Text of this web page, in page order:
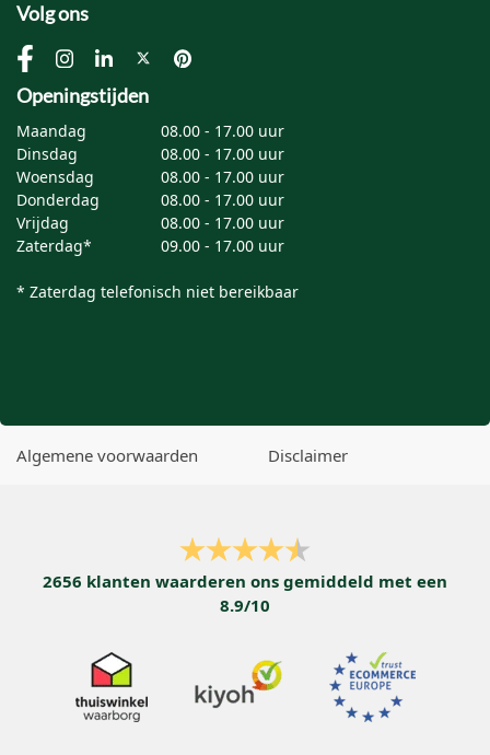
Volg ons
Openingstijden
Maandag
08.00 - 17.00 uur
Dinsdag
08.00 - 17.00 uur
Woensdag
08.00 - 17.00 uur
Donderdag
08.00 - 17.00 uur
Vrijdag
08.00 - 17.00 uur
Zaterdag*
09.00 - 17.00 uur
* Zaterdag telefonisch niet bereikbaar
Algemene voorwaarden Disclaimer
2656 klanten waarderen ons gemiddeld met een
8.9/10